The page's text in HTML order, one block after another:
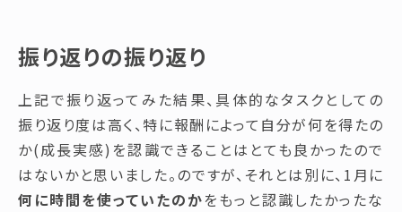
振り返りの振り返り
上記で振り返ってみた結果、具体的なタスクとしての
振り返り度は高く、特に報酬によって自分が何を得たの
か(成長実感)を認識できることはとても良かったので
はないかと思いました。のですが、それとは別に、1月に
何に時間を使っていたのかをもっと認識したかったな